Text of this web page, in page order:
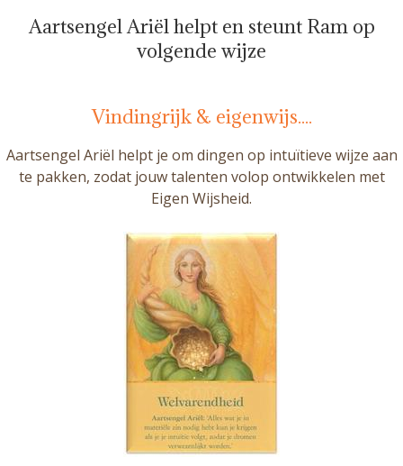
Aartsengel Ariël helpt en steunt Ram op
volgende wijze
Vindingrijk & eigenwijs....
Aartsengel Ariël helpt je om dingen op intuïtieve wijze aan
te pakken, zodat jouw talenten volop ontwikkelen met
Eigen Wijsheid.